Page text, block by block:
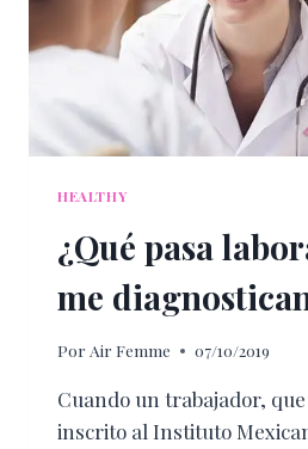
HEALTHY
¿Qué pasa
me
Por Air Femme 07/10/2019
Cuando un trabajador,
inscrito al Instituto